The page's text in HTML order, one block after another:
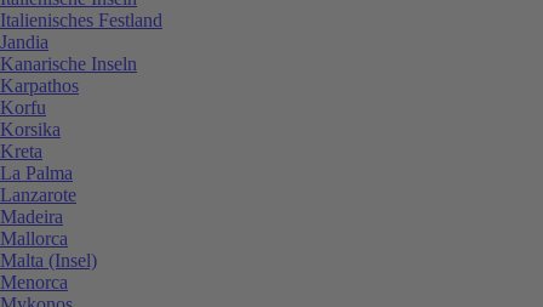
Italienisches Festland
Jandia
Kanarische Inseln
Karpathos
Korfu
Korsika
Kreta
La Palma
Lanzarote
Madeira
Mallorca
Malta (Insel)
Menorca